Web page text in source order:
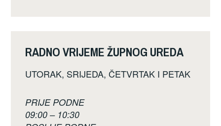
RADNO VRIJEME ŽUPNOG UREDA
UTORAK, SRIJEDA, ČETVRTAK I PETAK
PRIJE PODNE
09:00 – 10:30